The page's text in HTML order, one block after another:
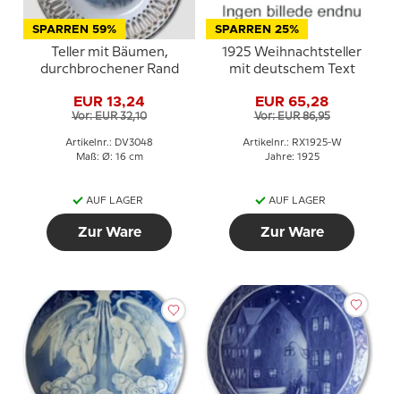
SPARREN 59%
Teller mit Bäumen,
durchbrochener Rand
EUR 13,24
Vor: EUR 32,10
Artikelnr.: DV3048
Maß: Ø: 16 cm
AUF LAGER
Zur Ware
SPARREN 25%
1925 Weihnachtsteller
mit deutschem Text
EUR 65,28
Vor: EUR 86,95
Artikelnr.: RX1925-W
Jahre: 1925
AUF LAGER
Zur Ware